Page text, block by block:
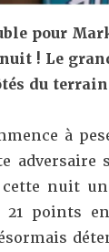
pour
! Le
du
à
nuit
21 points